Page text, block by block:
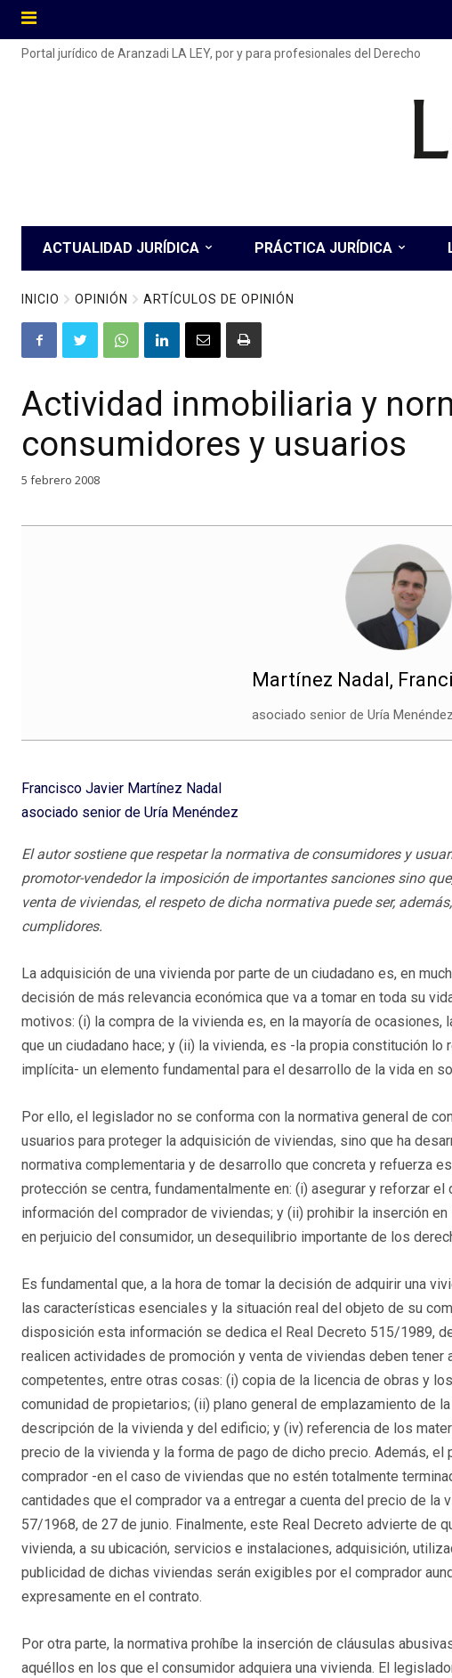
Portal jurídico de Aranzadi LA LEY, por y para profesionales del Derecho
ACTUALIDAD JURÍDICA PRÁCTICA JURÍDICA
INICIO OPINIÓN ARTÍCULOS DE OPINIÓN
Actividad inmobiliaria y
consumidores y usuarios
5 febrero 2008
Martínez Nadal,
asociado senior de Uría Menéndez
Francisco Javier Martínez Nadal
asociado senior de Uría Menéndez
El autor sostiene que respetar la normativa de consumidores y
promotor-vendedor la imposición de importantes sanciones sino
venta de viviendas, el respeto de dicha normativa puede ser,
cumplidores.
La adquisición de una vivienda por parte de un ciudadano es, en
decisión de más relevancia económica que va a tomar en toda su
motivos: (i) la compra de la vivienda es, en la mayoría de ocasiones,
que un ciudadano hace; y (ii) la vivienda, es -la propia constitución lo
implícita- un elemento fundamental para el desarrollo de la vida en
Por ello, el legislador no se conforma con la normativa general de
usuarios para proteger la adquisición de viviendas, sino que ha
normativa complementaria y de desarrollo que concreta y refuerza
protección se centra, fundamentalmente en: (i) asegurar y reforzar el
información del comprador de viviendas; y (ii) prohibir la inserción
en perjuicio del consumidor, un desequilibrio importante de los
Es fundamental que, a la hora de tomar la decisión de adquirir una
las características esenciales y la situación real del objeto de su
disposición esta información se dedica el Real Decreto 515/1989,
realicen actividades de promoción y venta de viviendas deben
competentes, entre otras cosas: (i) copia de la licencia de obras y
comunidad de propietarios; (ii) plano general de emplazamiento de
descripción de la vivienda y del edificio; y (iv) referencia de los
precio de la vivienda y la forma de pago de dicho precio. Además,
comprador -en el caso de viviendas que no estén totalmente
cantidades que el comprador va a entregar a cuenta del precio de la
57/1968, de 27 de junio. Finalmente, este Real Decreto advierte de
vivienda, a su ubicación, servicios e instalaciones, adquisición,
publicidad de dichas viviendas serán exigibles por el comprador
expresamente en el contrato.
Por otra parte, la normativa prohíbe la inserción de cláusulas
aquéllos en los que el consumidor adquiera una vivienda. El